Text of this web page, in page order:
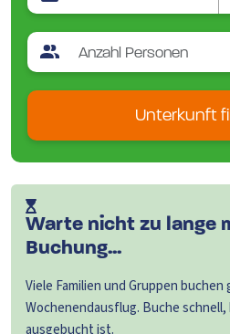
Unterkunft
Warte nicht zu lange
Buchung...
Viele Familien und Gruppen buchen
Wochenendausflug. Buche
ausgebucht ist.